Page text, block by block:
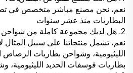
نعم، نحن مصنع مباشر متخصص في
البطاريات منذ عشر سنوات
2. هل لديك مجموعة كاملة من شواحن البطاريات؟
نعم، تشمل منتجاتنا على سبيل المثال
الليثيومية، وشواحن بطاريات
بطاريات فوسفات الحديد الليثيومية،